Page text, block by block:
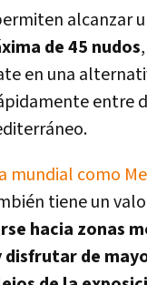
alcanzar
de 45 nudos
en una
entre
mundial como
tiene un
hacia zonas
disfrutar de